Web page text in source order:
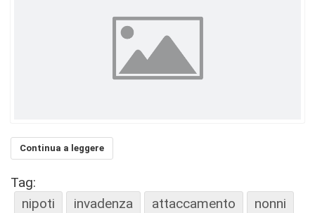
Continua a leggere
Tag:
nipoti
invadenza attaccamento nonni